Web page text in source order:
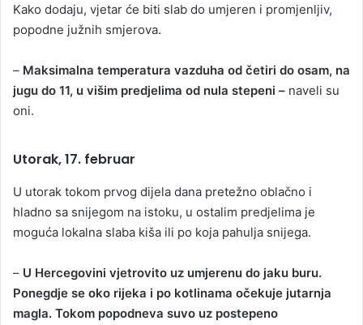
Kako dodaju, vjetar će biti slab do umjeren i promjenljiv,
popodne južnih smjerova.
– Maksimalna temperatura vazduha od četiri do osam, na
jugu do 11, u višim predjelima od nula stepeni – naveli su
oni.
Utorak, 17. februar
U utorak tokom prvog dijela dana pretežno oblačno i
hladno sa snijegom na istoku, u ostalim predjelima je
moguća lokalna slaba kiša ili po koja pahulja snijega.
– U Hercegovini vjetrovito uz umjerenu do jaku buru.
Ponegdje se oko rijeka i po kotlinama očekuje jutarnja
magla. Tokom popodneva suvo uz postepeno